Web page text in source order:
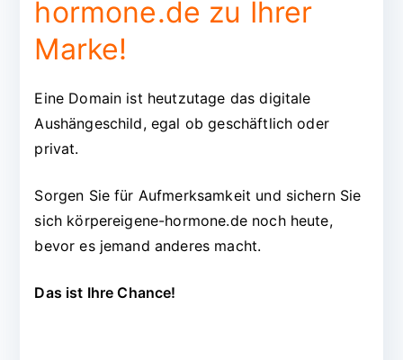
hormone.de zu Ihrer
Marke!
Eine Domain ist heutzutage das digitale
Aushängeschild, egal ob geschäftlich oder
privat.
Sorgen Sie für Aufmerksamkeit und sichern Sie
sich körpereigene-hormone.de noch heute,
bevor es jemand anderes macht.
Das ist Ihre Chance!